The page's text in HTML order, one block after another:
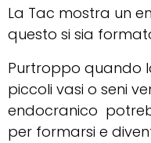
La Tac mostra un
questo si sia
Purtroppo quando
piccoli vasi o seni
endocranico
per formarsi e